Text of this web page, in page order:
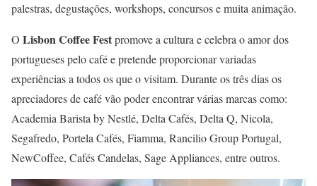
palestras, degustações, workshops, concursos e muita animação.
O Lisbon Coffee Festpromove a cultura e celebra o amor dos
portugueses pelo café e pretende proporcionar variadas
experiências a todos os que o visitam. Durante os três dias os
apreciadores de café vão poder encontrar várias marcas como:
Academia Barista by Nestlé, Delta Cafés, Delta Q, Nicola,
Segafredo, Portela Cafés, Fiamma, Rancilio Group Portugal,
NewCoffee, Cafés Candelas, Sage Appliances, entre outros.